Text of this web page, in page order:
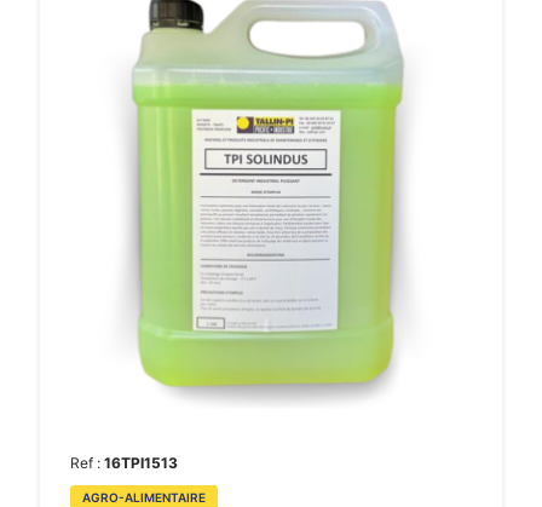
Ref : 16TPI1513
AGRO-ALIMENTAIRE